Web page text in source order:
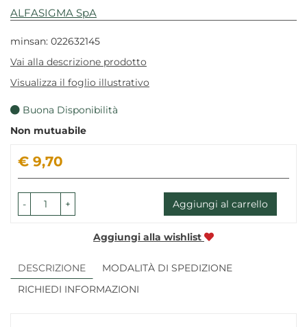
ALFASIGMA SpA
minsan: 022632145
Vai alla descrizione prodotto
Visualizza il foglio illustrativo
Buona Disponibilità
Non mutuabile
Prezzo
€ 9,70
- + Aggiungi al carrello
Aggiungi alla wishlist
DESCRIZIONE
MODALITÀ DI SPEDIZIONE
RICHIEDI INFORMAZIONI